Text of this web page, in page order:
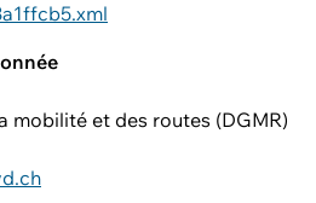
mobilité et des routes (DGMR)